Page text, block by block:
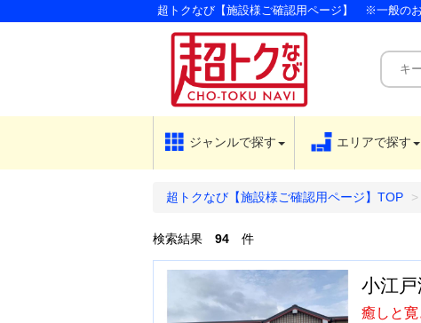
超トクなび【施設様ご確認用ページ】 ※一般の
ジャンルで探す エリアで探す
超トクなび【施設様ご確認用ページ】TOP
検索結果 94 件
小江
癒しと